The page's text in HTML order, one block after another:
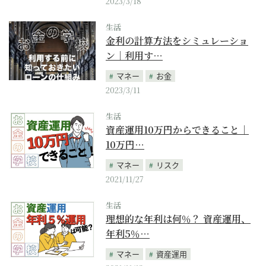
生活
金利の計算方法をシミュレーショ
ン｜利用す…
マネー
お金
2023/3/11
生活
資産運用10万円からできること｜
10万円…
マネー
リスク
2021/11/27
生活
理想的な年利は何％？ 資産運用、
年利5％…
マネー
資産運用